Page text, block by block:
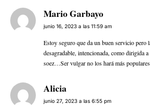
Mario Garbayo
junio 16, 2023 a las 11:59 am
Estoy seguro que da un buen servicio pero
desagradable, intencionada, como dirigida
soez…Ser vulgar no los hará más
Alicia
junio 27, 2023 a las 6:55 pm